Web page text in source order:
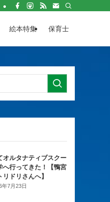
絵本特集 保育士
オルタナティブスクー
へ行ってきた！【鴨宮
リドリさんへ】
年7月23日